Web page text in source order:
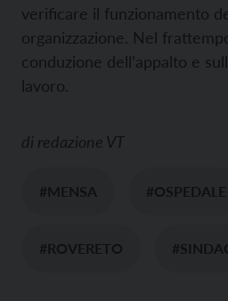
verificare il funzionamento
organizzazione. Nel
conduzione dell’appalto e
lavoro.
di redazione VT
#MENSA #OSPEDALE
#ROVERETO